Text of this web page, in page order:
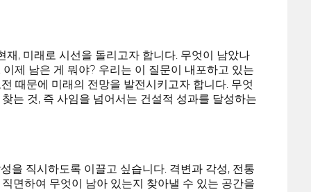
, 미래로 시선을 돌리고자 합니다. 무엇이 남았나
제 남은 게 뭐야? 우리는 이 질문이 내포하고 있는
때문에 미래의 전망을 발전시키고자 합니다. 무엇
는 것, 즉 사임을 넘어서는 건설적 성과를 달성하는
을 직시하도록 이끌고 싶습니다. 격변과 각성, 전통
면하여 무엇이 남아 있는지 찾아낼 수 있는 공간을